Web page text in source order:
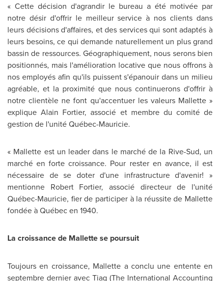
« Cette décision d'agrandir le bureau a été motivée par
notre désir d'offrir le meilleur service à nos clients dans
leurs décisions d'affaires, et des services qui sont adaptés à
leurs besoins, ce qui demande naturellement un plus grand
bassin de ressources. Géographiquement, nous serons bien
positionnés, mais l'amélioration locative que nous offrons à
nos employés afin qu'ils puissent s'épanouir dans un milieu
agréable, et la proximité que nous continuerons d'offrir à
notre clientèle ne font qu'accentuer les valeurs Mallette »
expliqueAlain Fortier, associé et membre du comité de
gestion de l'unité Québec-Mauricie.
« Mallette est un leader dans le marché de la Rive-Sud, un
marché en forte croissance. Pour rester en avance, il est
nécessaire de se doter d'une infrastructure d'avenir! »
mentionne Robert Fortier, associé directeur de l'unité
Québec-Mauricie, fier de participer à la réussite de Mallette
fondée à Québec en 1940.
La croissance de Mallette se poursuit
Toujours en croissance, Mallette a conclu une entente en
septembre dernier avec Tiag (The International Accounting